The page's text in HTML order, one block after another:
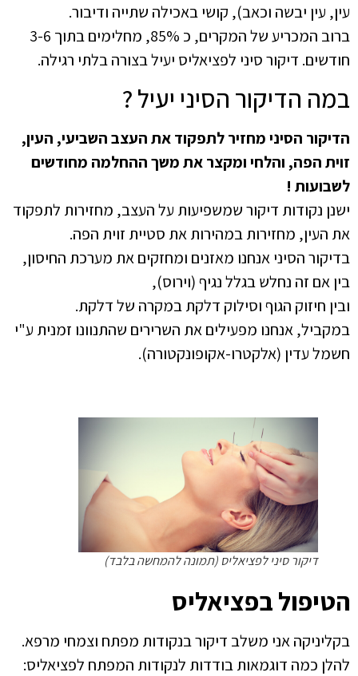
עין, עין יבשה וכאב), קושי באכילה שתייה ודיבור.
ברוב המכריע של המקרים, כ 85%, מחלימים בתוך 3-6
חודשים. דיקור סיני לפציאליס יעיל בצורה בלתי רגילה.
במה הדיקור הסיני יעיל ?
הדיקור הסיני מחזיר לתפקוד את העצב השביעי, העין,
זוית הפה, והלחי ומקצר את משך ההחלמה מחודשים
לשבועות !
ישנן נקודות דיקור שמשפיעות על העצב, מחזירות לתפקוד
את העין, מחזירות במהירות את סטיית זוית הפה.
בדיקור הסיני אנחנו מאזנים ומחזקים את מערכת החיסון,
בין אם זה נחלש בגלל נגיף (וירוס),
ובין חיזוק הגוף וסילוק דלקת במקרה של דלקת.
במקביל, אנחנו מפעילים את השרירים שהתנוונו זמנית ע"י
חשמל עדין (אלקטרו-אקופונקטורה).
דיקור סיני לפציאליס (תמונה להמחשה בלבד)
הטיפול בפציאליס
בקליניקה אני משלב דיקור בנקודות מפתח וצמחי מרפא.
להלן כמה דוגמאות בודדות לנקודות המפתח לפציאליס: